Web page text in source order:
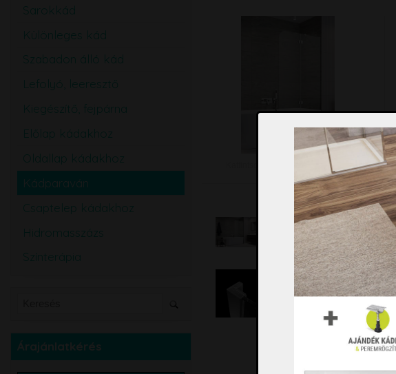
Kattintson a képen a nagyításhoz
További képek
Sarokkád
Különleges kád
Szabadon álló kád
Lefolyó, leeresztő
Kiegészítő, fejpárna
Előlap kádakhoz
Oldallap kádakhoz
Kádparaván
Csaptelep kádakhoz
Hidromasszázs
Színterápia
Árajánlatkérés